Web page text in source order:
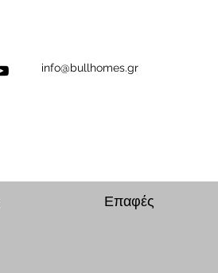
info@bullhomes.gr
Επαφές